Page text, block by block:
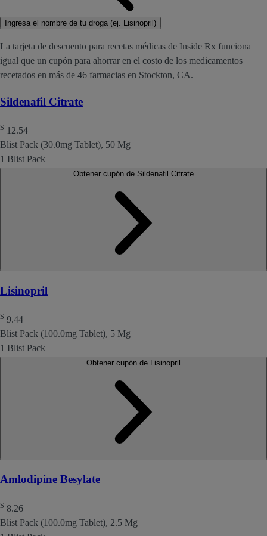
Ingresa el nombre de tu droga (ej. Lisinopril)
La tarjeta de descuento para recetas médicas de Inside Rx funciona
igual que un cupón para ahorrar en el costo de los medicamentos
recetados en más de 46 farmacias en Stockton, CA.
Sildenafil Citrate
$ 12.54
Blist Pack (30.0mg Tablet), 50 Mg
1 Blist Pack
Lisinopril
$ 9.44
Blist Pack (100.0mg Tablet), 5 Mg
1 Blist Pack
Amlodipine Besylate
$ 8.26
Blist Pack (100.0mg Tablet), 2.5 Mg